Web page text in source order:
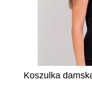
Koszulka